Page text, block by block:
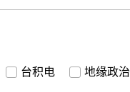
台积电 地缘政治